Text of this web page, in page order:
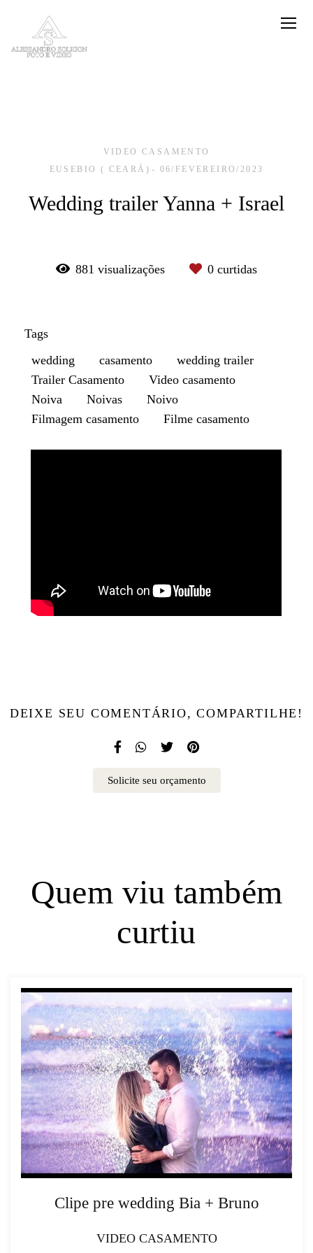
VIDEO CASAMENTO
EUSEBIO ( CEARÁ)
06/FEVEREIRO/2023
Wedding trailer Yanna + Israel
881 visualizações 0 curtidas
Tags
wedding
casamento
wedding trailer
Trailer Casamento
Video casamento
Noiva
Noivas
Noivo
Filmagem casamento
Filme casamento
DEIXE SEU COMENTÁRIO, COMPARTILHE!
Solicite seu orçamento
Quem viu também
curtiu
Clipe pre wedding Bia + Bruno
VIDEO CASAMENTO